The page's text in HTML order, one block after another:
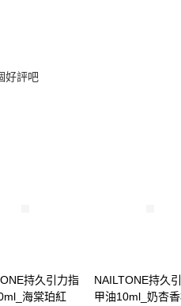
好評吧
持久引力指
海棠珀紅
NAILTONE持久
甲油10ml_奶杏